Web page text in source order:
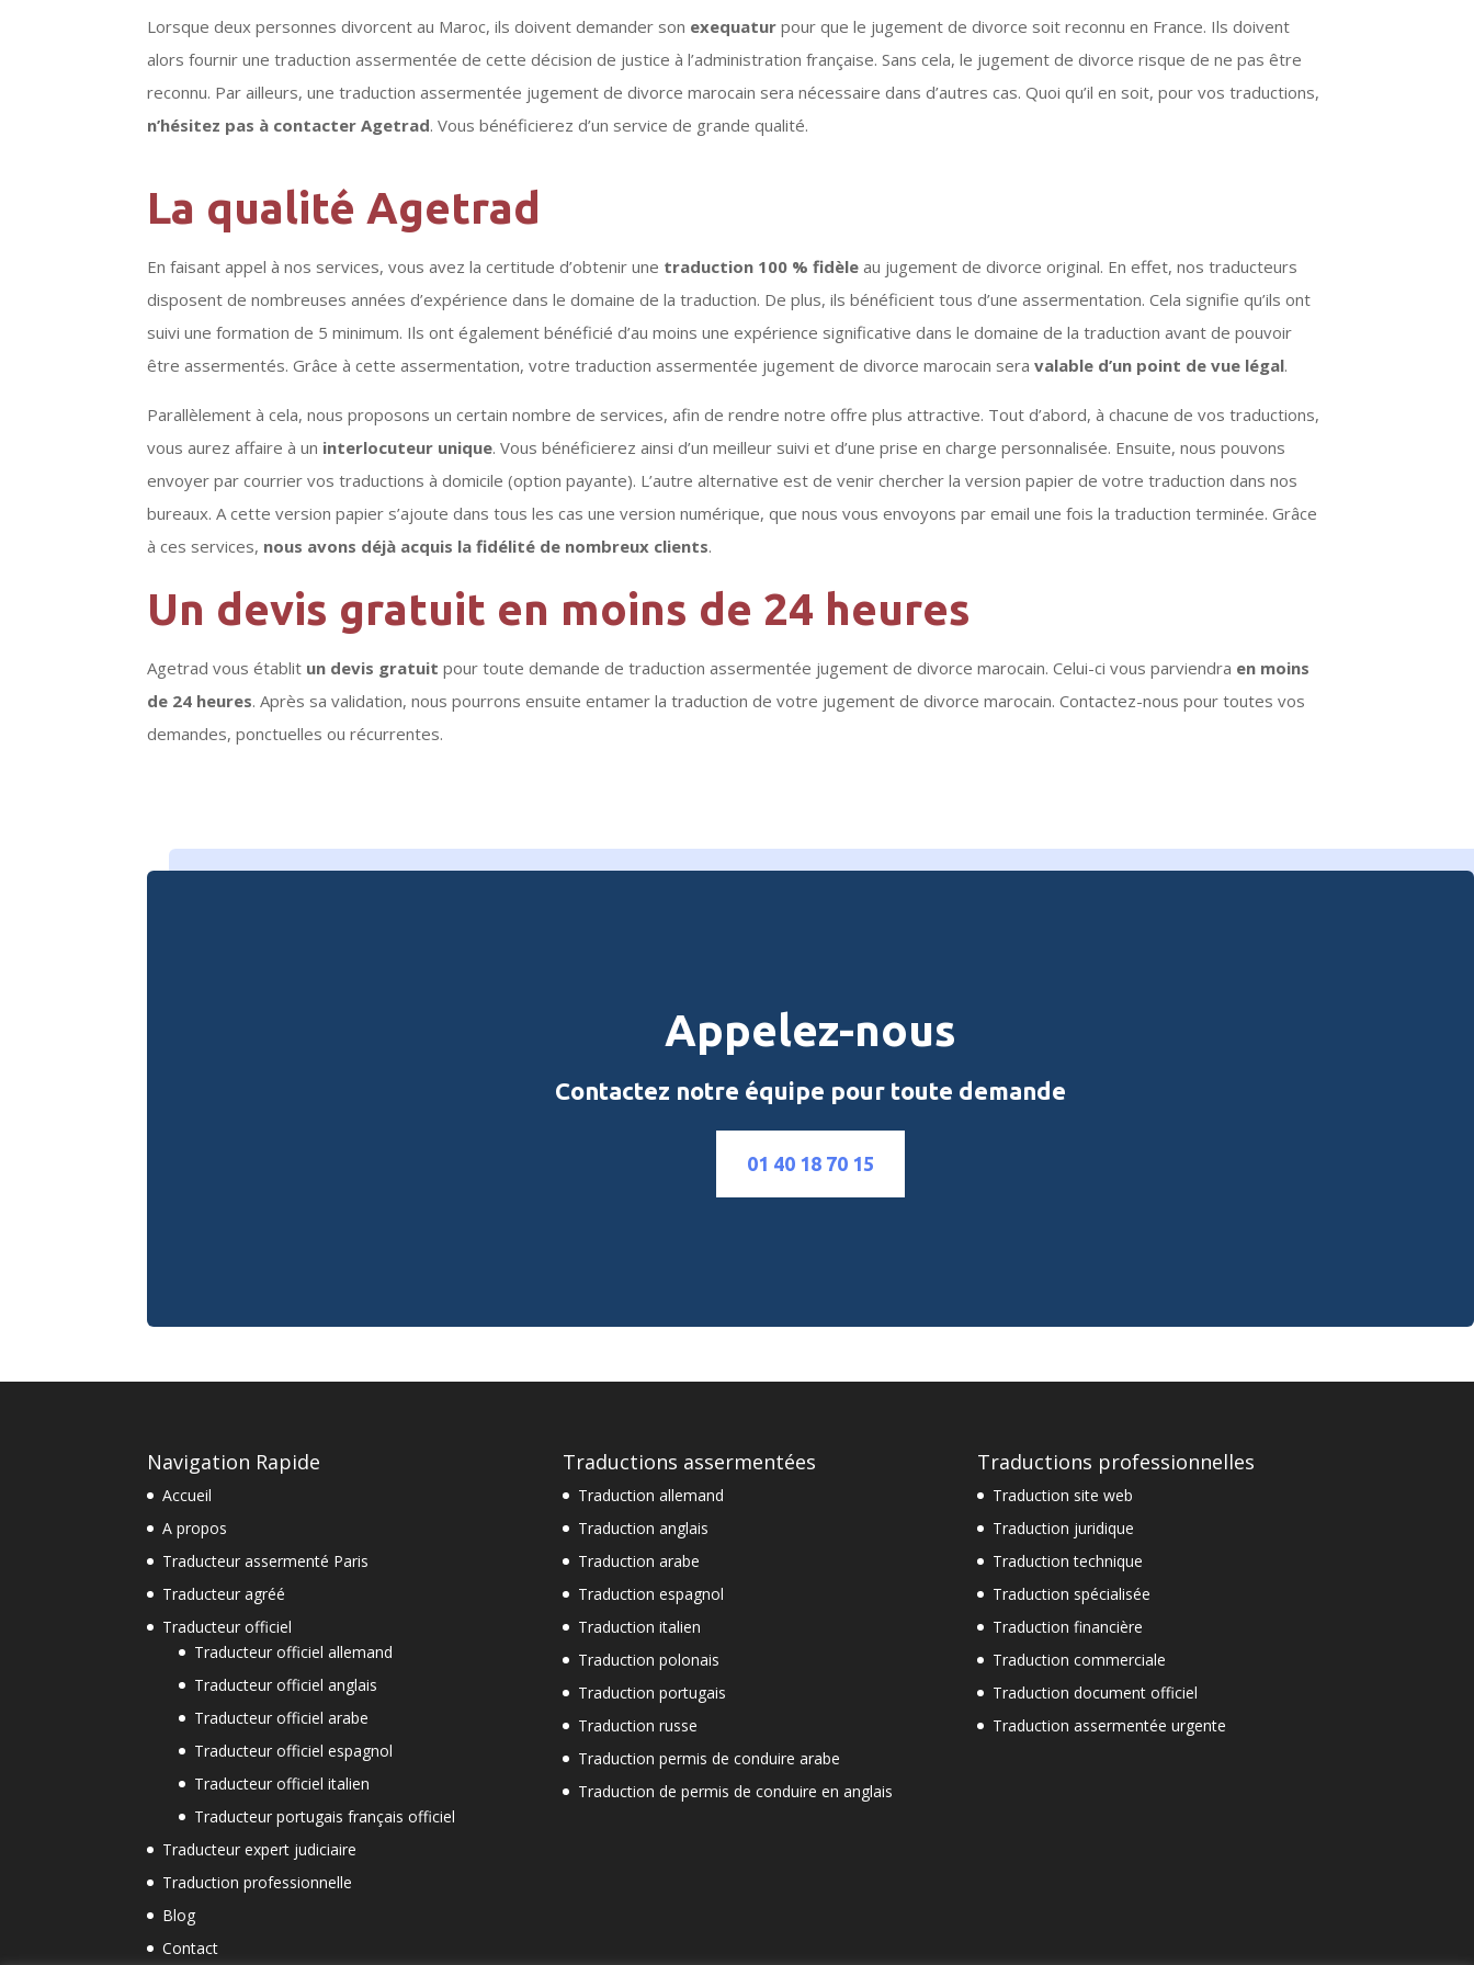
qui avait été faite dans la
commune où l'acte avait été
émis, et qui était truffée de
Lorsque deux personnes divorcent au Maroc, ils doivent demander son exequatur pour que le jugement de divorce soit reconnu en France. Ils doivent
alors fournir une traduction assermentée de cette décision de justice à l’administration française. Sans cela, le jugement de divorce risque de ne pas être
reconnu. Par ailleurs, une traduction assermentée jugement de divorce marocain sera nécessaire dans d’autres cas. Quoi qu’il en soit, pour vos traductions,
n’hésitez pas à contacter Agetrad. Vous bénéficierez d’un service de grande qualité.
La qualité Agetrad
En faisant appel à nos services, vous avez la certitude d’obtenir une traduction 100 % fidèle au jugement de divorce original. En effet, nos traducteurs
disposent de nombreuses années d’expérience dans le domaine de la traduction. De plus, ils bénéficient tous d’une assermentation. Cela signifie qu’ils ont
suivi une formation de 5 minimum. Ils ont également bénéficié d’au moins une expérience significative dans le domaine de la traduction avant de pouvoir
être assermentés. Grâce à cette assermentation, votre traduction assermentée jugement de divorce marocain seravalable d’un point de vue légal.
Parallèlement à cela, nous proposons un certain nombre de services, afin de rendre notre offre plus attractive. Tout d’abord, à chacune de vos traductions,
vous aurez affaire à un interlocuteur unique. Vous bénéficierez ainsi d’un meilleur suivi et d’une prise en charge personnalisée. Ensuite, nous pouvons
envoyer par courrier vos traductions à domicile (option payante). L’autre alternative est de venir chercher la version papier de votre traduction dans nos
bureaux. A cette version papier s’ajoute dans tous les cas une version numérique, que nous vous envoyons par email une fois la traduction terminée. Grâce
à ces services, nous avons déjà acquis la fidélité de nombreux clients.
Un devis gratuit en moins de 24 heures
Agetrad vous établit un devis gratuit pour toute demande de traduction assermentée jugement de divorce marocain. Celui-ci vous parviendra en moins
de 24 heures. Après sa validation, nous pourrons ensuite entamer la traduction de votre jugement de divorce marocain. Contactez-nous pour toutes vos
demandes, ponctuelles ou récurrentes.
Appelez-nous
Contactez notre équipe pour toute demande
01 40 18 70 15
Navigation Rapide
Accueil
A propos
Traducteur assermenté Paris
Traducteur agréé
Traducteur officiel
Traducteur officiel allemand
Traducteur officiel anglais
Traducteur officiel arabe
Traducteur officiel espagnol
Traducteur officiel italien
Traducteur portugais français officiel
Traducteur expert judiciaire
Traduction professionnelle
Blog
Contact
Traductions assermentées
Traduction allemand
Traduction anglais
Traduction arabe
Traduction espagnol
Traduction italien
Traduction polonais
Traduction portugais
Traduction russe
Traduction permis de conduire arabe
Traduction de permis de conduire en anglais
Traductions professionnelles
Traduction site web
Traduction juridique
Traduction technique
Traduction spécialisée
Traduction financière
Traduction commerciale
Traduction document officiel
Traduction assermentée urgente